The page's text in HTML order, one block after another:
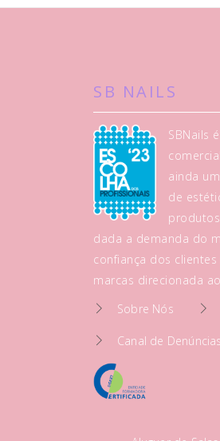
SB NAILS
SBNails
ainda
de
dada a demanda do
confiança dos
marcas direcionada
Sobre Nós
Canal de Denúncias